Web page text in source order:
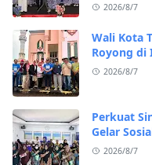
2026/8/7
Wali Kota
Royong di
2026/8/7
Perkuat
Gelar
2026/8/7